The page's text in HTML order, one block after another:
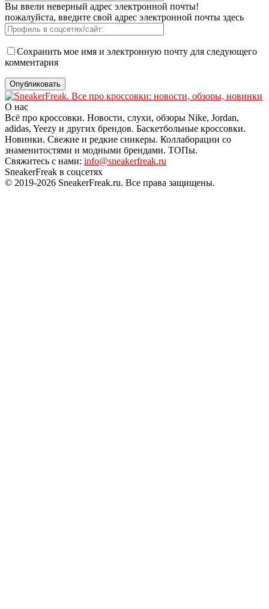
Вы ввели неверный адрес электронной почты!
пожалуйста, введите свой адрес электронной почты здесь
Сохранить мое имя и электронную почту для следующего
комментария
О нас
Всё про кроссовки. Новости, слухи, обзоры Nike, Jordan,
adidas, Yeezy и других брендов. Баскетбольные кроссовки.
Новинки. Свежие и редкие сникеры. Коллаборации со
знаменитостями и модными брендами. ТОПы.
Свяжитесь с нами: info@sneakerfreak.ru
SneakerFreak в соцсетях
© 2019-2026 SneakerFreak.ru. Все права защищены.